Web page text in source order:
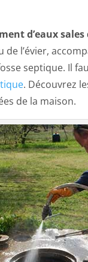
d’eaux
l’évier,
septique. Il
. Découvrez
de la maison.